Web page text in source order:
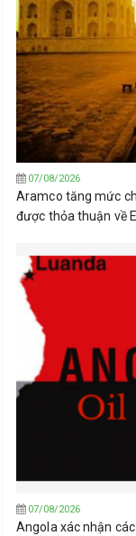
07/08/2026
Aramco tăng mức
được thỏa thuận về
07/08/2026
Angola xác nhận